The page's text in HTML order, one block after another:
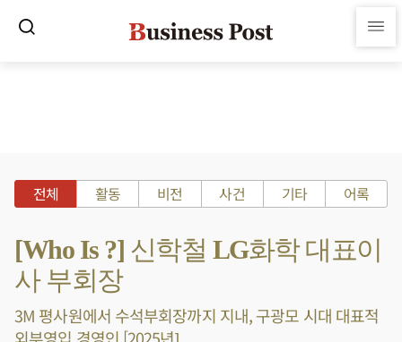
전체 활동 비전 사건 기타 어록
[Who Is ?] 신학철 LG화학 대표이
사 부회장
3M 평사원에서 수석부회장까지 지내, 구광모 시대 대표적